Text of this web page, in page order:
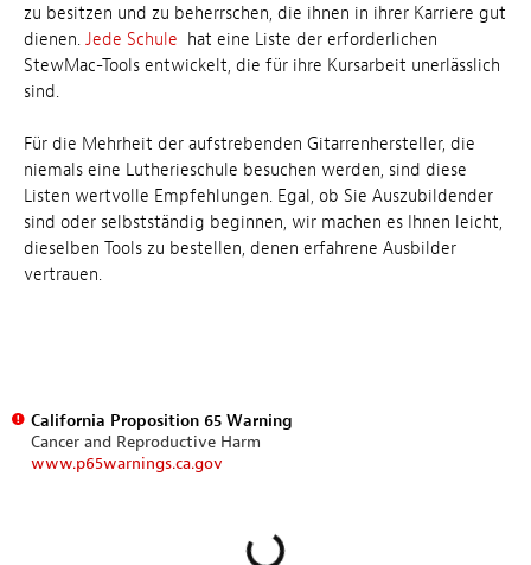
zu besitzen und zu beherrschen, die ihnen in ihrer Karriere gut
dienen. Jede Schule hat eine Liste der erforderlichen
StewMac-Tools entwickelt, die für ihre Kursarbeit unerlässlich
sind.
Für die Mehrheit der aufstrebenden Gitarrenhersteller, die
niemals eine Lutherieschule besuchen werden, sind diese
Listen wertvolle Empfehlungen. Egal, ob Sie Auszubildender
sind oder selbstständig beginnen, wir machen es Ihnen leicht,
dieselben Tools zu bestellen, denen erfahrene Ausbilder
vertrauen.
California Proposition 65 Warning
Cancer and Reproductive Harm
www.p65warnings.ca.gov